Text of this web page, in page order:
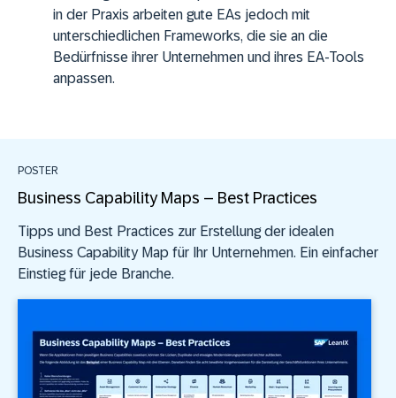
in der Praxis arbeiten gute EAs jedoch mit
unterschiedlichen Frameworks, die sie an die
Bedürfnisse ihrer Unternehmen und ihres EA-Tools
anpassen.
POSTER
Business Capability Maps – Best Practices
Tipps und Best Practices zur Erstellung der idealen
Business Capability Map für Ihr Unternehmen. Ein einfacher
Einstieg für jede Branche.